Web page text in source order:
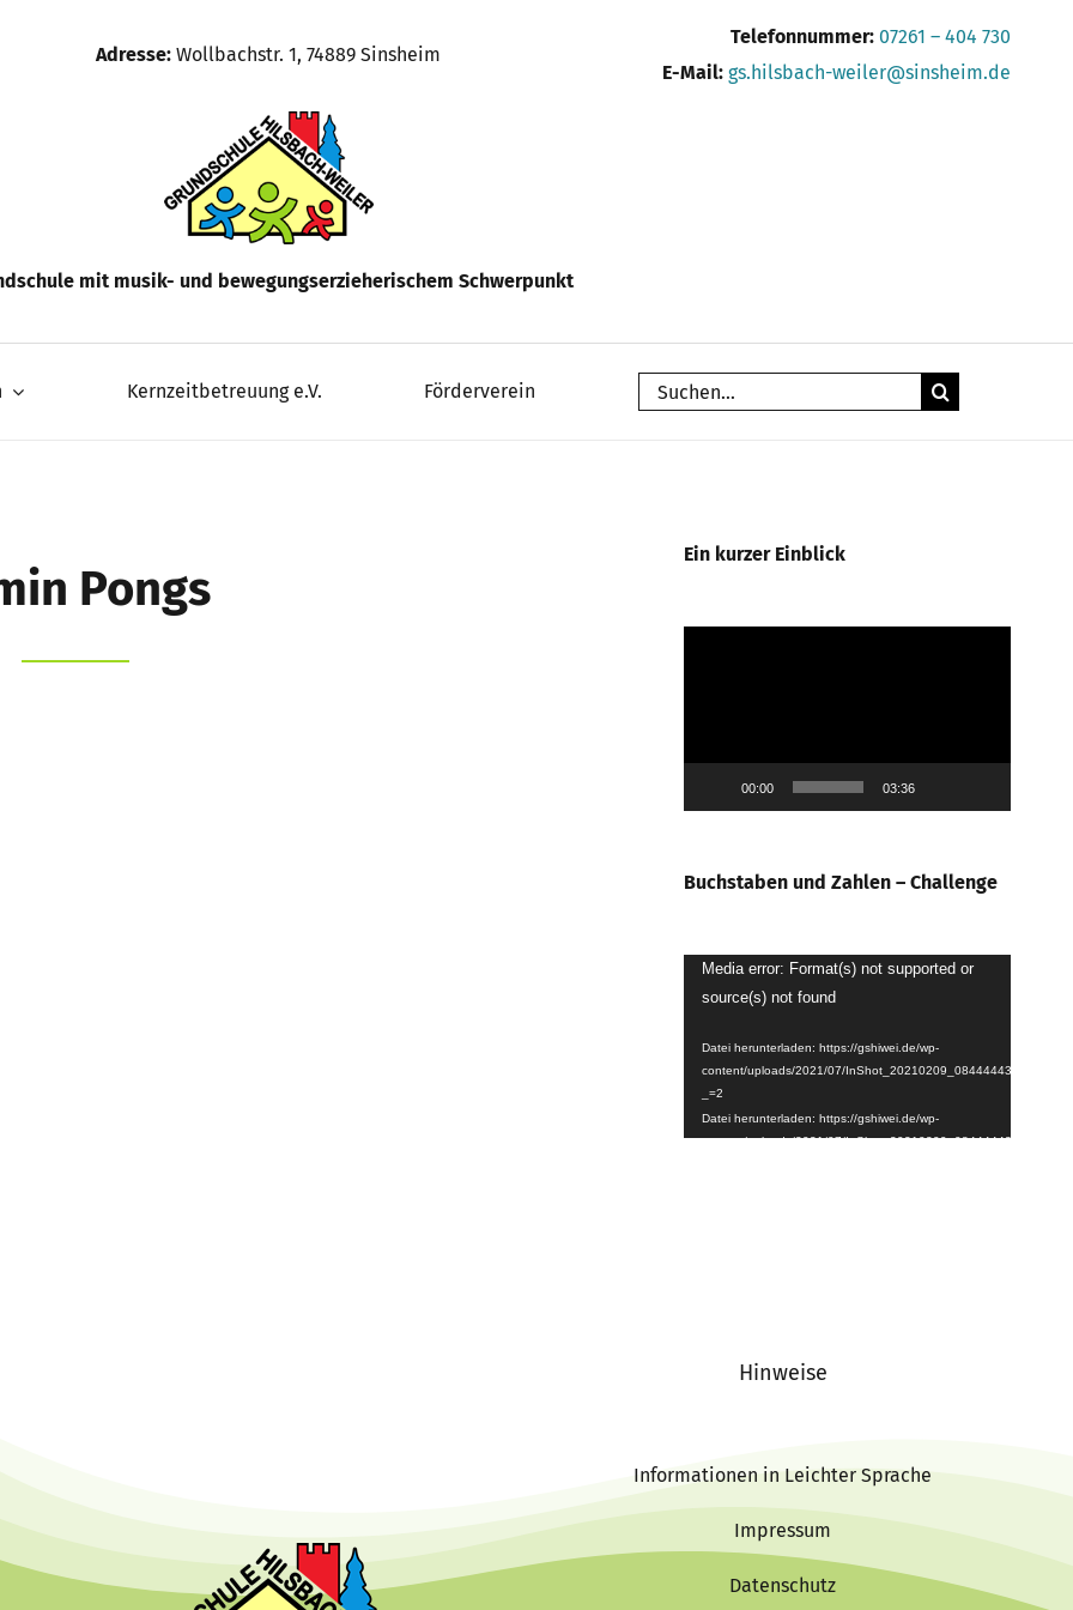
Adresse:Wollbachstr. 1, 74889 Sinsheim
Telefonnummer: 07261 – 404 730
E-Mail:gs.hilsbach-weiler@sinsheim.de
mit musik- und bewegungserzieherischem Schwerpunkt
Kernzeitbetreuung e.V. Förderverein
Suche
Pongs
Ein kurzer Einblick
00:00 03:36
Buchstaben und Zahlen – Challenge
Video-
Player
Media error: Format(s) not supported or
source(s) not found
Datei herunterladen: https://gshiwei.de/wp-
content/uploads/2021/07/InShot_20210209_084444439.mp4?
_=2
Datei herunterladen: https://gshiwei.de/wp-
content/uploads/2021/07/InShot_20210209_084444439.mp4?
Hinweise
Informationen in Leichter Sprache
Impressum
Datenschutz